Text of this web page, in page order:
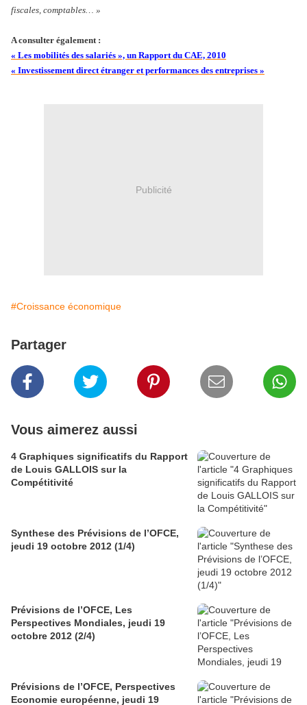
fiscales, comptables… »
A consulter également :
« Les mobilités des salariés », un Rapport du CAE, 2010
« Investissement direct étranger et performances des entreprises »
Publicité
#Croissance économique
Partager
Vous aimerez aussi
4 Graphiques significatifs du Rapport
de Louis GALLOIS sur la
Compétitivité
Synthese des Prévisions de l’OFCE,
jeudi 19 octobre 2012 (1/4)
Prévisions de l’OFCE, Les
Perspectives Mondiales, jeudi 19
octobre 2012 (2/4)
Prévisions de l’OFCE, Perspectives
Economie européenne, jeudi 19